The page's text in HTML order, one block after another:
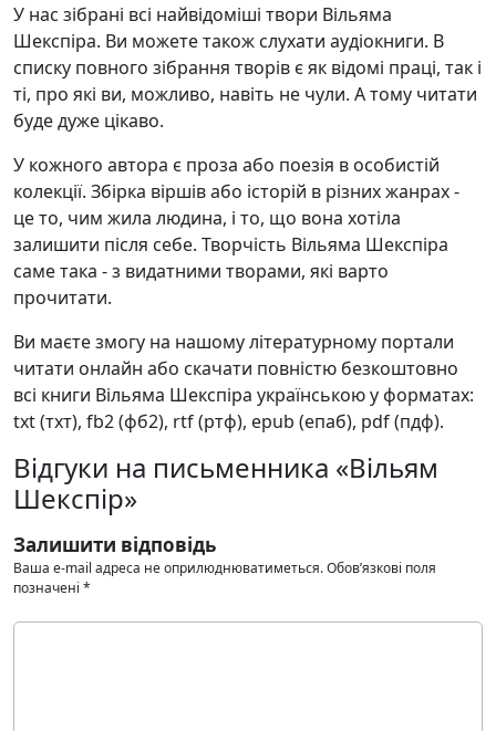
У нас зібрані всі найвідоміші твори Вільяма
Шекспіра. Ви можете також слухати аудіокниги. В
списку повного зібрання творів є як відомі праці, так і
ті, про які ви, можливо, навіть не чули. А тому читати
буде дуже цікаво.
У кожного автора є проза або поезія в особистій
колекції. Збірка віршів або історій в різних жанрах -
це то, чим жила людина, і то, що вона хотіла
залишити після себе. Творчість Вільяма Шекспіра
саме така - з видатними творами, які варто
прочитати.
Ви маєте змогу на нашому літературному портали
читати онлайн або скачати повністю безкоштовно
всі книги Вільяма Шекспіра українською у форматах:
txt (тхт), fb2 (фб2), rtf (ртф), epub (епаб), pdf (пдф).
Відгуки на письменника «Вільям
Шекспір»
Залишити відповідь
Ваша e-mail адреса не оприлюднюватиметься.Обов’язкові поля
позначені *